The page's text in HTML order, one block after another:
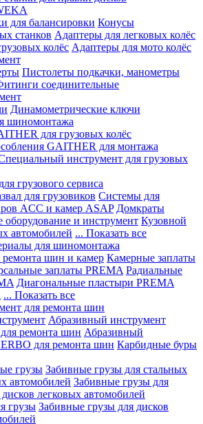
для балансировки Конусы
станков Адаптеры для легковых колёс
колёс Адаптеры для мото колёс
Пистолеты подкачки, манометры
соединительные
Динамометрические ключи
шиномонтажа
для грузовых колёс
GAITHER для монтажа
инструмент для грузовых
грузового сервиса
для грузовиков Системы для
ACC и камер ASAP Домкраты
оборудование и инструмент Кузовной
автомобилей ... Показать все
для шиномонтажа
шин и камер Камерные заплаты
заплаты PREMA Радиальные
Диагональные пластыри PREMA
... Показать все
для ремонта шин
Абразивный инструмент
ремонта шин Абразивный
для ремонта шин Карбидные буры
грузы Забивные грузы для стальных
автомобилей Забивные грузы для
легковых автомобилей
грузы Забивные грузы для дисков